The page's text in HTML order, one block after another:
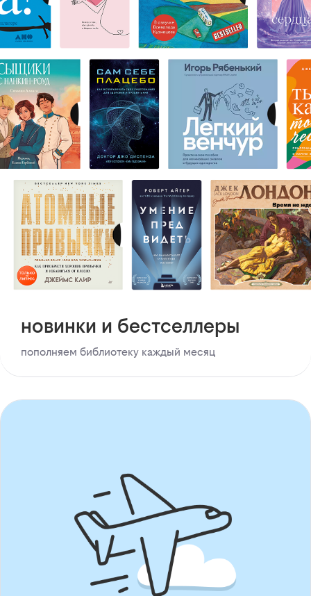
новинки и бестселлеры
пополняем библиотеку каждый месяц